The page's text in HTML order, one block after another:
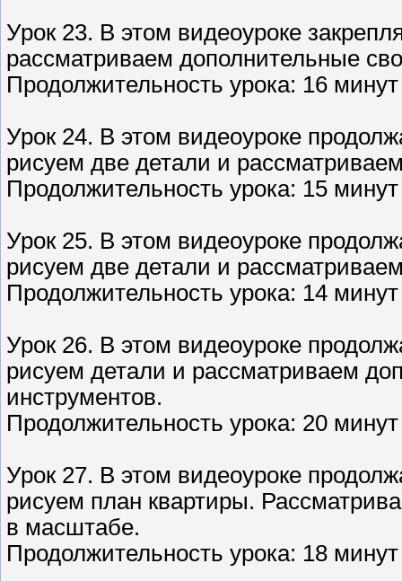
Урок 23. В этом видеоуроке
рассматриваем дополнительные
Продолжительность урока: 16
Урок 24. В этом видеоуроке
рисуем две детали и
Продолжительность урока: 15
Урок 25. В этом видеоуроке
рисуем две детали и
Продолжительность урока: 14
Урок 26. В этом видеоуроке
рисуем детали и рассматриваем
инструментов.
Продолжительность урока: 20
Урок 27. В этом видеоуроке
рисуем план квартиры.
в масштабе.
Продолжительность урока: 18